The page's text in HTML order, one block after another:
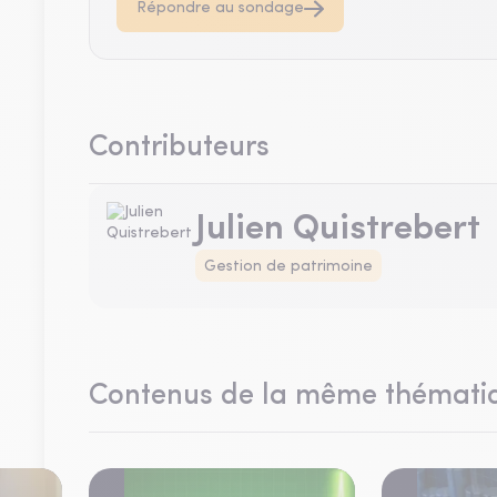
Répondre au sondage
Contributeurs
Julien Quistrebert
Gestion de patrimoine
Contenus de la même